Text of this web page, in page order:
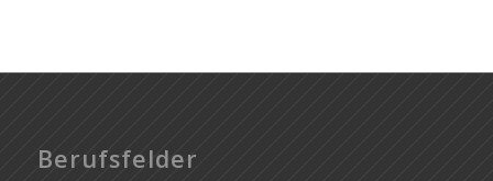
Berufsfelder